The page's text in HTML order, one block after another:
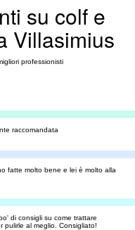
su colf e
Villasimius
professionisti
raccomandata
fatte molto bene e lei è molto alla
di consigli su come trattare
pulirle al meglio. Consigliato!